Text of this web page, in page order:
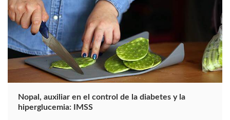
Nopal, auxiliar en el control de la diabetes y la
hiperglucemia: IMSS